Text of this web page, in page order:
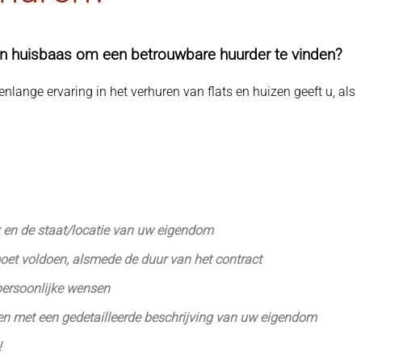
huisbaas om een betrouwbare huurder te vinden?
ervaring in het verhuren van flats en huizen geeft u, als
de staat/locatie van uw eigendom
voldoen, alsmede de duur van het contract
wensen
met een gedetailleerde beschrijving van uw eigendom